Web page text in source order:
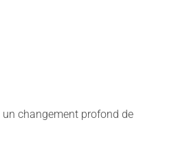
changement profond de